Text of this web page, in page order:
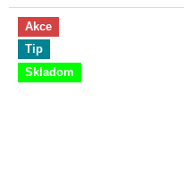
Akce
Tip
Skladom